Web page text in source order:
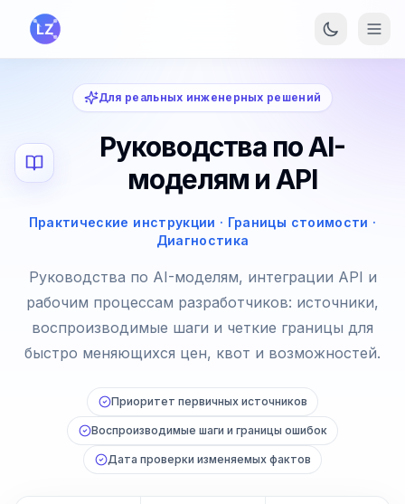
Перейти к основному содержанию
Для реальных инженерных решений
Руководства по AI-
моделям и API
Практические инструкции · Границы стоимости ·
Диагностика
Руководства по AI-моделям, интеграции API и
рабочим процессам разработчиков: источники,
воспроизводимые шаги и четкие границы для
быстро меняющихся цен, квот и возможностей.
Приоритет первичных источников
Воспроизводимые шаги и границы ошибок
Дата проверки изменяемых фактов